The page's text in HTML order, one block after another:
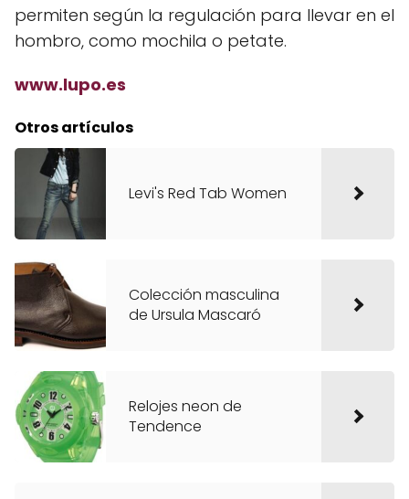
permiten según la regulación para llevar en el
hombro, como mochila o petate.
www.lupo.es
Otros artículos
Levi's Red Tab Women
Colección masculina
de Ursula Mascaró
Relojes neon de
Tendence